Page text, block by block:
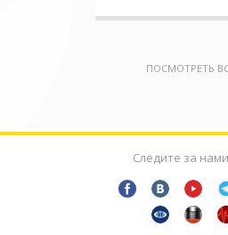
ПОСМОТРЕТЬ
Следите за